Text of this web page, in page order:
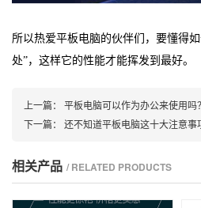
所以热爱平板电脑的伙伴们，要懂得
处”，这样它的性能才能挥发到最好。
上一篇： 平板电脑可以作为办公来使用吗？
下一篇： 还不知道平板电脑这十大注意事
相关产品 / RELATED PRODUCTS